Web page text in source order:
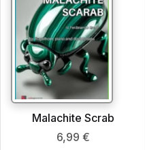
Malachite Scrab
6,99 €